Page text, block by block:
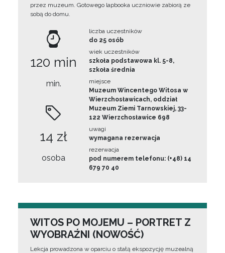
przez muzeum. Gotowego lapbooka uczniowie zabiorą ze
sobą do domu.
120 min
min.
14 zł
osoba
liczba uczestników
do 25 osób
wiek uczestników
szkoła podstawowa kl. 5-8,
szkoła średnia
miejsce
Muzeum Wincentego Witosa w
Wierzchosławicach, oddział
Muzeum Ziemi Tarnowskiej, 33-
122 Wierzchosławice 698
uwagi
wymagana rezerwacja
rezerwacja
pod numerem telefonu: (+48) 14
679 70 40
WITOS PO MOJEMU – PORTRET Z
WYOBRAŹNI (NOWOŚĆ)
Lekcja prowadzona w oparciu o stałą ekspozycję muzealną